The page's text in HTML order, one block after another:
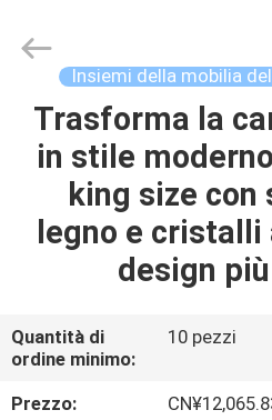
CASA
PRODOTTI
VIDEO
MOSTRA
VR
Furniture
Reserved.
Insiemi della mobilia
Trasforma la
in stile
king size
legno e cristalli
design
Quantità di
ordine minimo:
10 pezzi
Prezzo: